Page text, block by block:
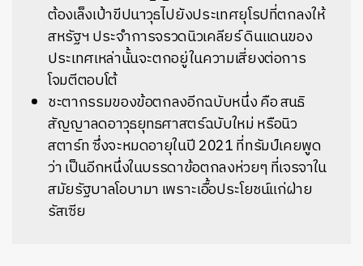
ต้องเล็งเป้าขีปนาวุธไปยังประเทศยุโรปที่ตกลงให้
สหรัฐฯ ประจำการจรวดนิวเคลียร์ ดินแดนของ
ประเทศเหล่านั้นจะตกอยู่ในความเสี่ยงต่อการ
โจมตีตอบโต้
ชะตากรรมของข้อตกลงอีกฉบับหนึ่ง คือ สนธิ
สัญญาลดอาวุธยุทธศาสตร์ฉบับใหม่ หรือนิว
สตาร์ท ซึ่งจะหมดอายุในปี 2021 ที่ทรัมป์เคยพูด
ว่า เป็นอีกหนึ่งในบรรดาข้อตกลงห่วยๆ ที่เจรจาใน
สมัยรัฐบาลโอบามา เพราะเอื้อประโยชน์แก่ฝ่าย
รัสเซีย